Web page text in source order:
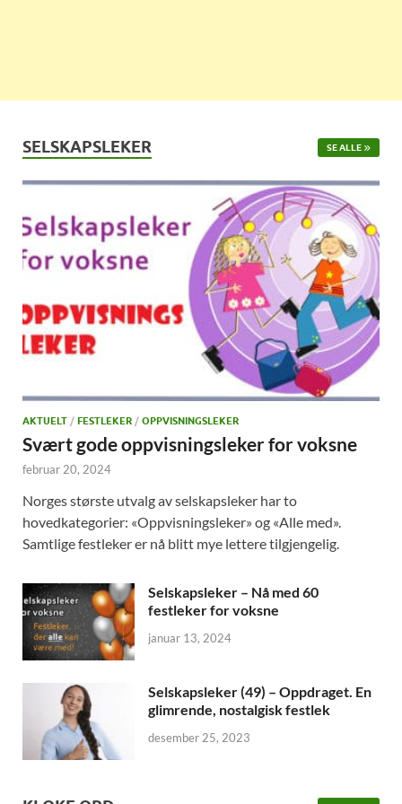
SELSKAPSLEKER SE ALLE
AKTUELT / FESTLEKER / OPPVISNINGSLEKER
Svært gode oppvisningsleker for voksne
februar 20, 2024
Norges største utvalg av selskapsleker har to
hovedkategorier: «Oppvisningsleker» og «Alle med».
Samtlige festleker er nå blitt mye lettere tilgjengelig.
Selskapsleker – Nå med 60
festleker for voksne
januar 13, 2024
Selskapsleker (49) – Oppdraget. En
glimrende, nostalgisk festlek
desember 25, 2023